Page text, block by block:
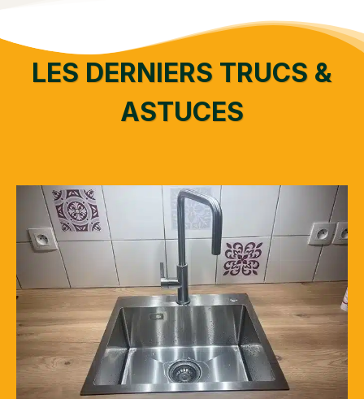
LES DERNIERS TRUCS &
ASTUCES